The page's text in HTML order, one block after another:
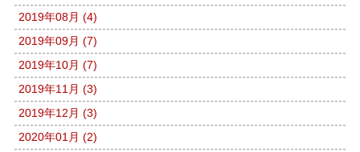
2019年08月 (4)
2019年09月 (7)
2019年10月 (7)
2019年11月 (3)
2019年12月 (3)
2020年01月 (2)